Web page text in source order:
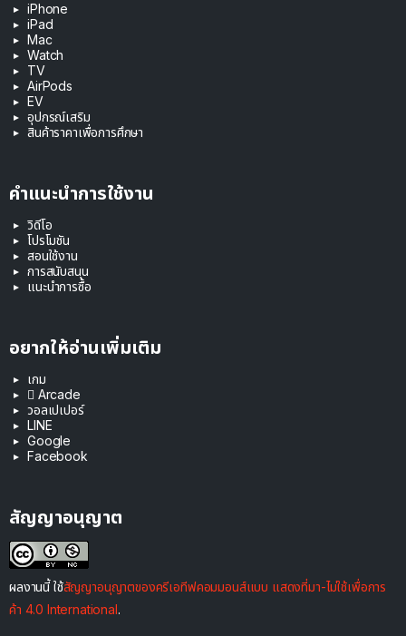
iPhone
iPad
Mac
Watch
TV
AirPods
EV
อุปกรณ์เสริม
สินค้าราคาเพื่อการศึกษา
คำแนะนำการใช้งาน
วิดีโอ
โปรโมชัน
สอนใช้งาน
การสนับสนุน
แนะนำการซื้อ
อยากให้อ่านเพิ่มเติม
เกม
 Arcade
วอลเปเปอร์
LINE
Google
Facebook
สัญญาอนุญาต
ผลงานนี้ ใช้สัญญาอนุญาตของครีเอทีฟคอมมอนส์แบบ แสดงที่มา-ไม่ใช้เพื่อการ
ค้า 4.0 International .